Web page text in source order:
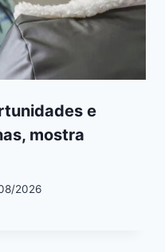
e
mostra
2026